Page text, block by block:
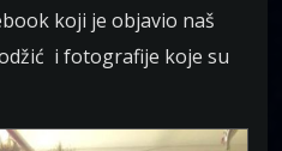
koji je objavio naš
i fotografije koje su